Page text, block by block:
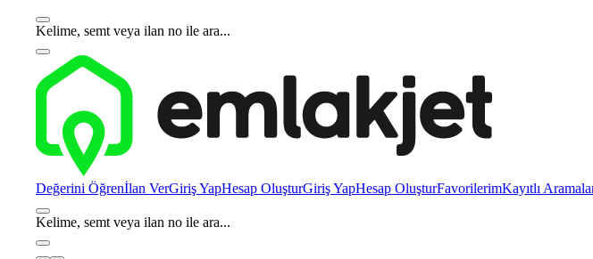
Kelime, semt veya ilan no ile ara...
Değerini Öğrenİlan VerGiriş YapHesap OluşturGiriş YapHesap OluşturFavorilerimKayıtlı
Kelime, semt veya ilan no ile ara...